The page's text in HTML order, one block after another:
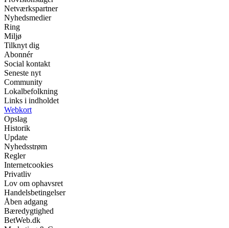
Netværkspartner
Nyhedsmedier
Ring
Miljø
Tilknyt dig
Abonnér
Social kontakt
Seneste nyt
Community
Lokalbefolkning
Links i indholdet
Webkort
Opslag
Historik
Update
Nyhedsstrøm
Regler
Internetcookies
Privatliv
Lov om ophavsret
Handelsbetingelser
Åben adgang
Bæredygtighed
BetWeb.dk